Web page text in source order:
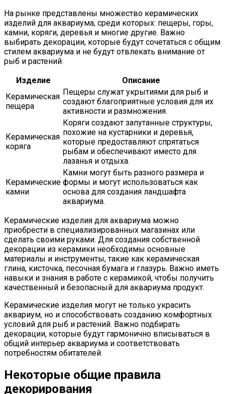
На рынке представлены множество керамических
изделий для аквариума, среди которых: пещеры, горы,
камни, коряги, деревья и многие другие. Важно
выбирать декорации, которые будут сочетаться с общим
стилем аквариума и не будут отвлекать внимание от
рыб и растений.
Изделие
Описание
Керамическая
пещера
Пещеры служат укрытиями для рыб и
создают благоприятные условия для их
активности и размножения.
Керамическая
коряга
Коряги создают запутанные структуры,
похожие на кустарники и деревья,
которые предоставляют спрятаться
рыбам и обеспечивают иместо для
лазанья и отдыха.
Керамические
камни
Камни могут быть разного размера и
формы и могут использоваться как
основа для создания ландшафта
аквариума.
Керамические изделия для аквариума можно
приобрести в специализированных магазинах или
сделать своими руками. Для создания собственной
декорации из керамики необходимы основные
материалы и инструменты, такие как керамическая
глина, кисточка, песочная бумага и глазурь. Важно иметь
навыки и знания в работе с керамикой, чтобы получить
качественный и безопасный для аквариума продукт.
Керамические изделия могут не только украсить
аквариум, но и способствовать созданию комфортных
условий для рыб и растений. Важно подбирать
декорации, которые будут гармонично вписываться в
общий интерьер аквариума и соответствовать
потребностям обитателей.
Некоторые общие правила
декорирования